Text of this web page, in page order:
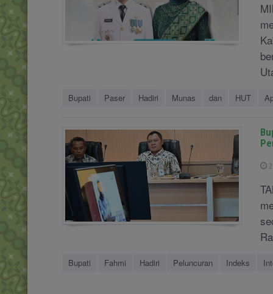
Bupati Paser Hadiri Munas dan HUT
Bupati Fahmi Hadiri Peluncuran Indeks